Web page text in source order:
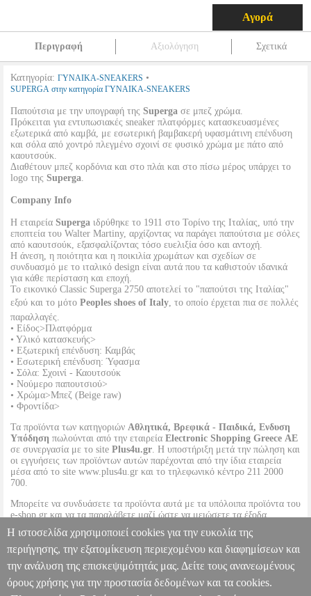
Αγορά
Περιγραφή Αξιολόγηση Σχετικά
Κατηγορία: ΓΥΝΑΙΚΑ-SNEAKERS •
SUPERGA στην κατηγορία ΓΥΝΑΙΚΑ-SNEAKERS
Παπούτσια με την υπογραφή της Superga σε μπεζ χρώμα.
Πρόκειται για εντυπωσιακές sneaker πλατφόρμες κατασκευασμένες
εξωτερικά από καμβά, με εσωτερική βαμβακερή υφασμάτινη επένδυση
και σόλα από χοντρό πλεγμένο σχοινί σε φυσικό χρώμα με πάτο από
καουτσούκ.
Διαθέτουν μπεζ κορδόνια και στο πλάι και στο πίσω μέρος υπάρχει το
logo της Superga.
Company Info
H εταιρεία Superga ιδρύθηκε το 1911 στο Τορίνο της Ιταλίας, υπό την
εποπτεία του Walter Martiny, αρχίζοντας να παράγει παπούτσια με σόλες
από καουτσούκ, εξασφαλίζοντας τόσο ευελιξία όσο και αντοχή.
Η άνεση, η ποιότητα και η ποικιλία χρωμάτων και σχεδίων σε
συνδυασμό με το ιταλικό design είναι αυτά που τα καθιστούν ιδανικά
για κάθε περίσταση και εποχή.
To εικονικό Classic Superga 2750 αποτελεί το "παπούτσι της Ιταλίας"
εξού και το μότο Peoples shoes of Italy, το οποίο έρχεται πια σε πολλές
παραλλαγές.
• Είδος>Πλατφόρμα
• Υλικό κατασκευής>
• Εξωτερική επένδυση: Καμβάς
• Εσωτερική επένδυση: Ύφασμα
• Σόλα: Σχοινί - Καουτσούκ
• Νούμερο παπουτσιού>
• Χρώμα>Μπεζ (Beige raw)
• Φροντίδα>
Τα προϊόντα των κατηγοριών Αθλητικά, Βρεφικά - Παιδικά, Ενδυση
Υπόδηση πωλούνται από την εταιρεία Electronic Shopping Greece ΑΕ
σε συνεργασία με το site Plus4u.gr. Η υποστήριξη μετά την πώληση και
οι εγγυήσεις των προϊόντων αυτών παρέχονται από την ίδια εταιρεία
μέσα από το site www.plus4u.gr και το τηλεφωνικό κέντρο 211 2000
700.
Μπορείτε να συνδυάσετε τα προϊόντα αυτά με τα υπόλοιπα προϊόντα του
e-shop.gr και να τα παραλάβετε μαζί ώστε να μειώσετε τα έξοδα
αποστολής. Μπορείτε επίσης να παραλάβετε από οποιοδήποτε eshop
point με μηδενικά έξοδα αποστολής ανεξαρτήτως ύψους παραγγελίας!
ΠΑΠΟΥΤΣΙ SUPERGA 2730 ROPE S00CF20-A8G ΜΠΕΖ
PL3.122241962 PL3.122241962 SUPERGA SUPERGA
Η ιστοσελίδα χρησιμοποιεί cookies για την ευκολία της
περιήγησης, την εξατομίκευση περιεχομένου και διαφημίσεων και
την ανάλυση της επισκεψιμότητάς μας. Δείτε τους ανανεωμένους
όρους χρήσης για την προστασία δεδομένων και τα cookies.